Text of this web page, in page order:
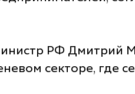
РФ Дмитрий
секторе, где